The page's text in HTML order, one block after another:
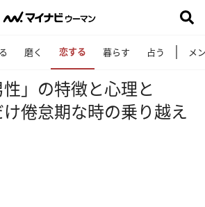
磨く 恋する 暮らす 占う メ
性」の特徴と心理と
倦怠期な時の乗り越え